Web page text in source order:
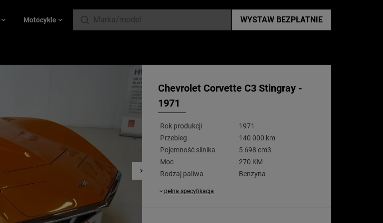
Motocykle WYSTAW BEZPŁATNIE
Chevrolet Corvette C3 Stingray -
1971
Rok produkcji
1971
Przebieg
140 000 km
Pojemność silnika
5 698 cm3
Moc
270 KM
Rodzaj paliwa
Benzyna
pełna specyfikacja